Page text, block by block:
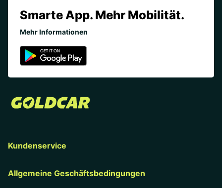
Smarte App. Mehr Mobilität.
Mehr Informationen
Kundenservice
Allgemeine Geschäftsbedingungen